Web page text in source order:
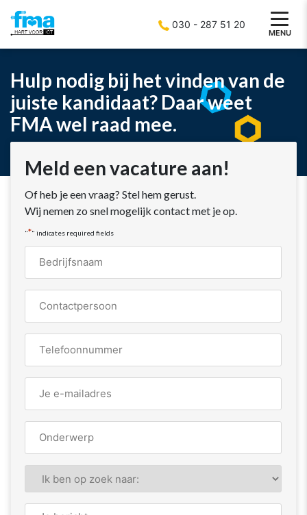
030 - 287 51 20
MENU
Hulp nodig bij het vinden van de
juiste kandidaat? Daar weet
FMA wel raad mee.
Meld een vacature aan!
Of heb je een vraag? Stel hem gerust.
Wij nemen zo snel mogelijk contact met je op.
"*" indicates required fields
zoek
*